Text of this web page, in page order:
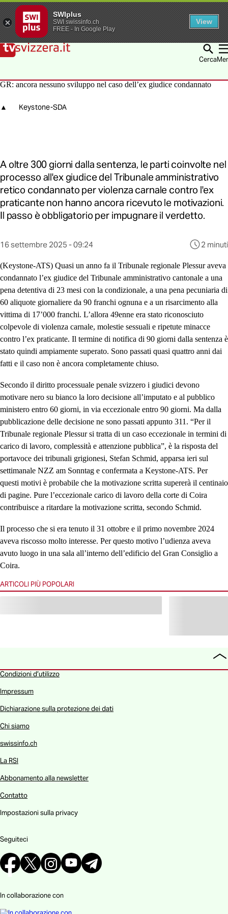
SWIplus
SWI swissinfo.ch
FREE - In Google Play
View
Vai alla homepage
Vai alla navigazione
Vai al contenuto
Vai alla ricerca
Cerca
GR: ancora nessuno sviluppo nel caso dell’ex giudice condannato
Keystone-SDA
A oltre 300 giorni dalla sentenza, le parti coinvolte nel
processo all'ex giudice del Tribunale amministrativo
retico condannato per violenza carnale contro l'ex
praticante non hanno ancora ricevuto le motivazioni.
Il passo è obbligatorio per impugnare il verdetto.
Questo
è
stato
pubblicato
al
16 settembre 2025 - 09:24 2 minuti
(Keystone-ATS) Quasi un anno fa il Tribunale regionale Plessur aveva
condannato l’ex giudice del Tribunale amministrativo cantonale a una
pena detentiva di 23 mesi con la condizionale, a una pena pecuniaria di
60 aliquote giornaliere da 90 franchi ognuna e a un risarcimento alla
vittima di 17’000 franchi. L’allora 49enne era stato riconosciuto
colpevole di violenza carnale, molestie sessuali e ripetute minacce
contro l’ex praticante. Il termine di notifica di 90 giorni dalla sentenza è
stato quindi ampiamente superato. Sono passati quasi quattro anni dai
fatti e il caso non è ancora completamente chiuso.
Secondo il diritto processuale penale svizzero i giudici devono
motivare nero su bianco la loro decisione all’imputato e al pubblico
ministero entro 60 giorni, in via eccezionale entro 90 giorni. Ma dalla
pubblicazione delle decisione ne sono passati appunto 311. “Per il
Tribunale regionale Plessur si tratta di un caso eccezionale in termini di
carico di lavoro, complessità e attenzione pubblica”, è la risposta del
portavoce dei tribunali grigionesi, Stefan Schmid, apparsa ieri sul
settimanale NZZ am Sonntag e confermata a Keystone-ATS. Per
questi motivi è probabile che la motivazione scritta supererà il centinaio
di pagine. Pure l’eccezionale carico di lavoro della corte di Coira
contribuisce a ritardare la motivazione scritta, secondo Schmid.
Il processo che si era tenuto il 31 ottobre e il primo novembre 2024
aveva riscosso molto interesse. Per questo motivo l’udienza aveva
avuto luogo in una sala all’interno dell’edificio del Gran Consiglio a
Coira.
ARTICOLI PIÙ POPOLARI
Seguiteci
In collaborazione con
Condizioni d’utilizzo
Impressum
Dichiarazione sulla protezione dei dati
Chi siamo
swissinfo.ch
La RSI
Abbonamento alla newsletter
Contatto
Impostazioni sulla privacy